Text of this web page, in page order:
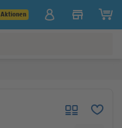
Aktionen